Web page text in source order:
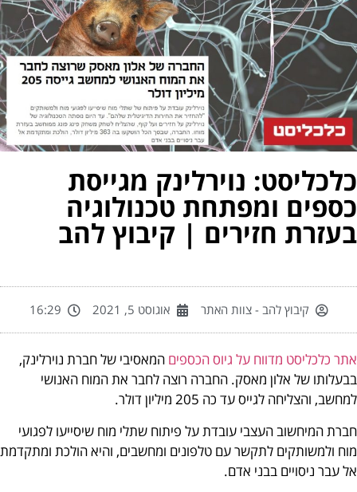
נוירלינק מגייסת
ומפתחת טכנולוגיה
חזירים | קיבוץ להב
קיבוץ להב - צוות האתר אוגוסט 5, 2021 16:29
כלכליסט מדווח על גיוס הכספיםהמאסיבי של חברת נוירלינק,
של אלון מאסק. החברה רוצה לחבר את המוח האנושי
והצליחה לגייס עד כה 205 מיליון דולר.
המיחשוב העצבי עובדת על פיתוח שתלי מוח שיסייעו לפגועי
ולמשותקים לתקשר עם טלפונים ומחשבים, והיא הולכת ומתקדמת
עבר ניסויים בבני אדם.